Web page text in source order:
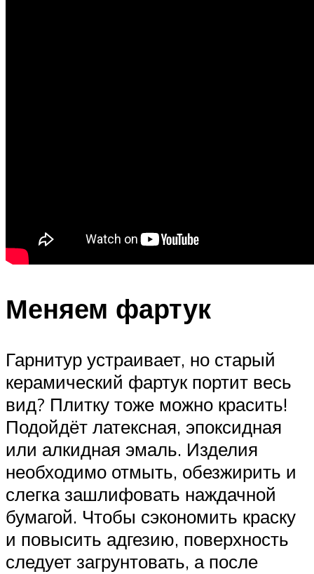
Меняем фартук
Гарнитур устраивает, но старый
керамический фартук портит весь
вид? Плитку тоже можно красить!
Подойдёт латексная, эпоксидная
или алкидная эмаль. Изделия
необходимо отмыть, обезжирить и
слегка зашлифовать наждачной
бумагой. Чтобы сэкономить краску
и повысить адгезию, поверхность
следует загрунтовать, а после